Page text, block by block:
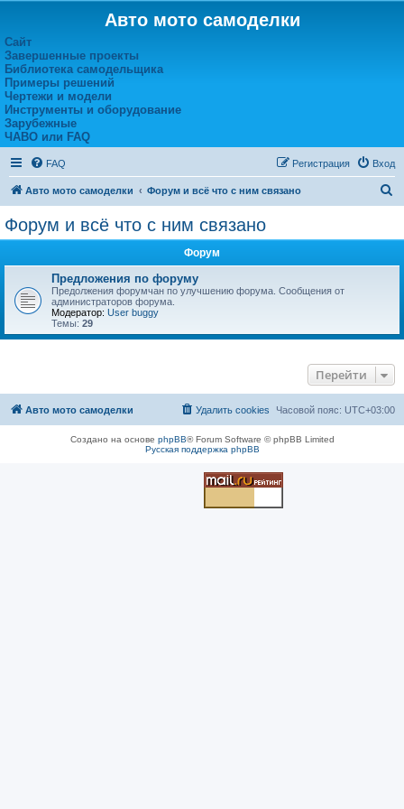
Авто мото самоделки
Сайт
Завершенные проекты
Библиотека самодельщика
Примеры решений
Чертежи и модели
Инструменты и оборудование
Зарубежные
ЧАВО или FAQ
FAQ Вход
Регистрация
Авто мото самоделки Форум и всё что с ним связано
Форум и всё что с ним связано
Форум
Предложения по форуму
Предолжения форумчан по улучшению форума. Сообщения от
администраторов форума.
Модератор: User buggy
Темы: 29
Перейти
Авто мото самоделки Часовой пояс: UTC+03:00
Удалить cookies
Создано на основе phpBB® Forum Software © phpBB Limited
Русская поддержка phpBB